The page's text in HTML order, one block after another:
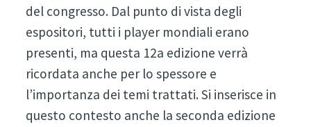
del congresso. Dal punto di vista degli
espositori, tutti i player mondiali erano
presenti, ma questa 12a edizione verrà
ricordata anche per lo spessore e
l’importanza dei temi trattati. Si inserisce in
questo contesto anche la seconda edizione